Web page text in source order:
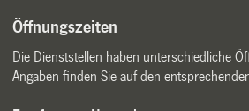
Öffnungszeiten
Die Dienststellen haben unterschiedliche
Angaben finden Sie auf den